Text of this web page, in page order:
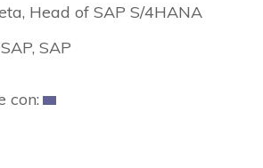
Head of SAP S/4HANA
SAP
con: